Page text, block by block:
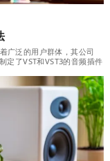
广泛的用户群体，其公司
了VST和VST3的音频插件